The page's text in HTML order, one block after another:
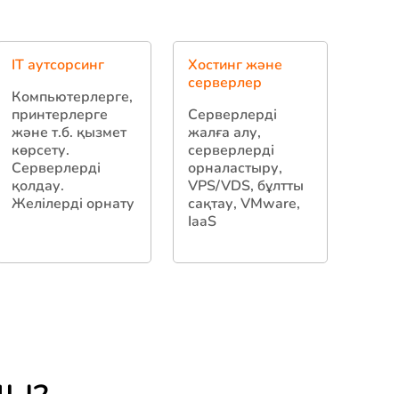
IT аутсорсинг
Компьютерлерге,
принтерлерге
және т.б. қызмет
көрсету.
Серверлерді
қолдау.
Желілерді орнату
Хостинг және
серверлер
Серверлерді
жалға алу,
серверлерді
орналастыру,
VPS/VDS, бұлтты
сақтау, VMware,
IaaS